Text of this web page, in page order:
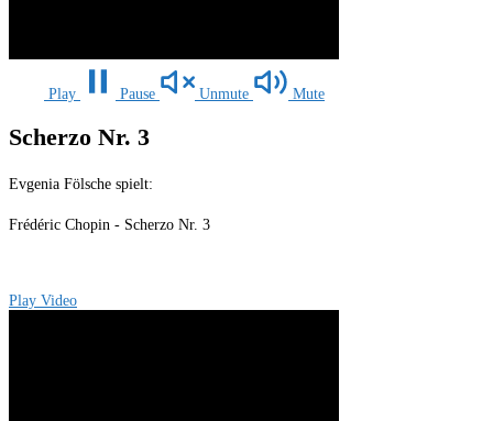
Play Pause Unmute Mute
Scherzo Nr. 3
Evgenia Fölsche spielt:
Frédéric Chopin - Scherzo Nr. 3
Play Video